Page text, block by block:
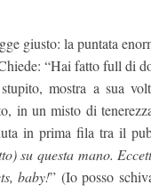
giusto: la puntata
“Hai fatto full di
stupito, mostra a sua
in un misto di
in prima fila tra il
su questa mano.
baby!” (Io posso